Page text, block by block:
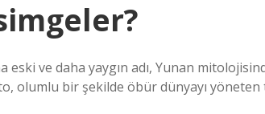
eski ve daha yaygın adı, Yunan
olumlu bir şekilde öbür dünyayı yöneten